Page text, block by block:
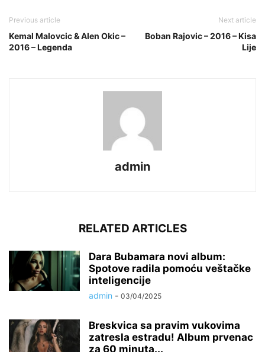
Previous article
Kemal Malovcic & Alen Okic –
2016 – Legenda
Next article
Boban Rajovic – 2016 – Kisa
Lije
admin
RELATED ARTICLES
Dara Bubamara novi album:
Spotove radila pomoću veštačke
inteligencije
admin - 03/04/2025
Breskvica sa pravim vukovima
zatresla estradu! Album prvenac
za 60 minuta...